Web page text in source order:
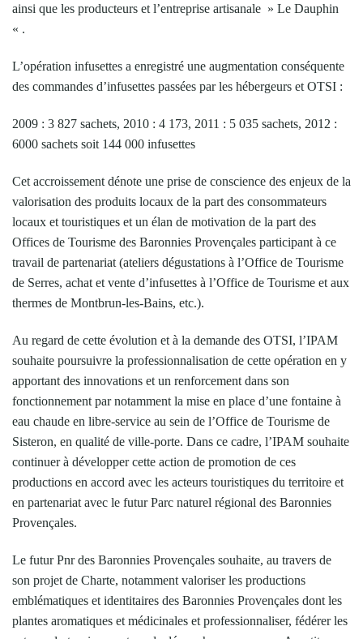
ainsi que les producteurs et l’entreprise artisanale » Le Dauphin
« .
L’opération infusettes a enregistré une augmentation conséquente
des commandes d’infusettes passées par les hébergeurs et OTSI :
2009 : 3 827 sachets, 2010 : 4 173, 2011 : 5 035 sachets, 2012 :
6000 sachets soit 144 000 infusettes
Cet accroissement dénote une prise de conscience des enjeux de la
valorisation des produits locaux de la part des consommateurs
locaux et touristiques et un élan de motivation de la part des
Offices de Tourisme des Baronnies Provençales participant à ce
travail de partenariat (ateliers dégustations à l’Office de Tourisme
de Serres, achat et vente d’infusettes à l’Office de Tourisme et aux
thermes de Montbrun-les-Bains, etc.).
Au regard de cette évolution et à la demande des OTSI, l’IPAM
souhaite poursuivre la professionnalisation de cette opération en y
apportant des innovations et un renforcement dans son
fonctionnement par notamment la mise en place d’une fontaine à
eau chaude en libre-service au sein de l’Office de Tourisme de
Sisteron, en qualité de ville-porte. Dans ce cadre, l’IPAM souhaite
continuer à développer cette action de promotion de ces
productions en accord avec les acteurs touristiques du territoire et
en partenariat avec le futur Parc naturel régional des Baronnies
Provençales.
Le futur Pnr des Baronnies Provençales souhaite, au travers de
son projet de Charte, notamment valoriser les productions
emblématiques et identitaires des Baronnies Provençales dont les
plantes aromatiques et médicinales et professionnaliser, fédérer les